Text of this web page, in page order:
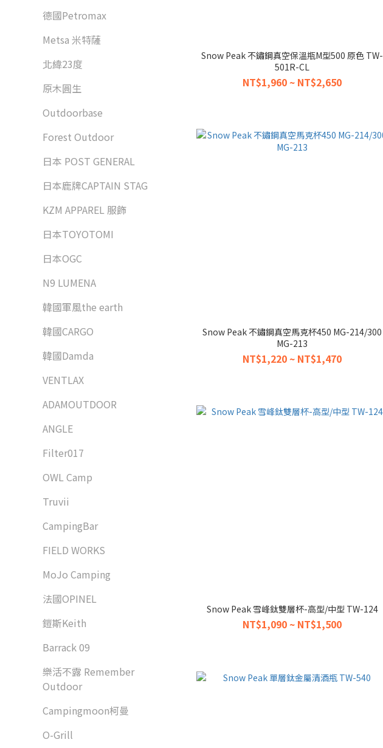
德國Petromax
Metsa 米特薩
北緯23度
原木圓生
Outdoorbase
Forest Outdoor
日本 POST GENERAL
日本鹿牌CAPTAIN STAG
KZM APPAREL 服飾
日本TOYOTOMI
日本OGC
N9 LUMENA
韓國軍風the earth
韓國CARGO
韓國Damda
VENTLAX
ADAMOUTDOOR
ANGLE
Filter017
OWL Camp
Truvii
CampingBar
FIELD WORKS
MoJo Camping
法國OPINEL
鎧斯Keith
Barrack 09
樂活不露 Remember
Outdoor
Campingmoon柯曼
O-Grill
Snow Peak 不鏽鋼真空保溫瓶M型500 原色 TW-
501R-CL
NT$1,960 ~ NT$2,650
Snow Peak 不鏽鋼真空馬克杯450 MG-214/300
MG-213
NT$1,220 ~ NT$1,470
Snow Peak 雪峰鈦雙層杯-高型/中型 TW-124
NT$1,090 ~ NT$1,500